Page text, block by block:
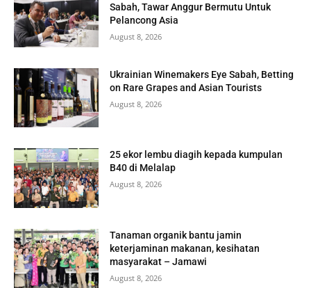
Sabah, Tawar Anggur Bermutu Untuk
Pelancong Asia
August 8, 2026
Ukrainian Winemakers Eye Sabah, Betting
on Rare Grapes and Asian Tourists
August 8, 2026
25 ekor lembu diagih kepada kumpulan
B40 di Melalap
August 8, 2026
Tanaman organik bantu jamin
keterjaminan makanan, kesihatan
masyarakat – Jamawi
August 8, 2026